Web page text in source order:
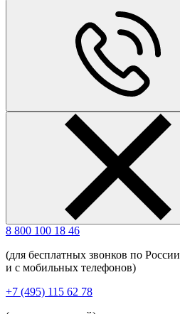
8 800 100 18 46
(для бесплатных звонков по России
и с мобильных телефонов)
+7 (495) 115 62 78